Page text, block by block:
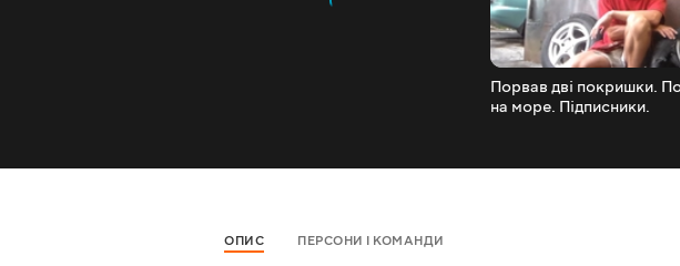
Порвав дві покришки.
на море. Підписники.
ОПИС ПЕРСОНИ І КОМАНДИ